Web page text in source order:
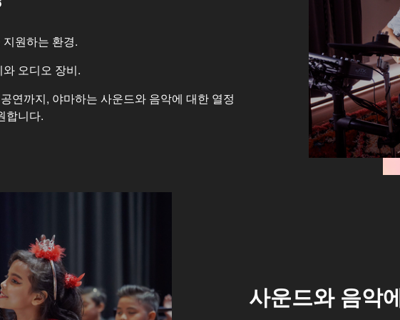
원하는 환경.
오디오 장비.
연까지, 야마하는 사운드와 음악에 대한 열정
합니다.
사운드와 음악